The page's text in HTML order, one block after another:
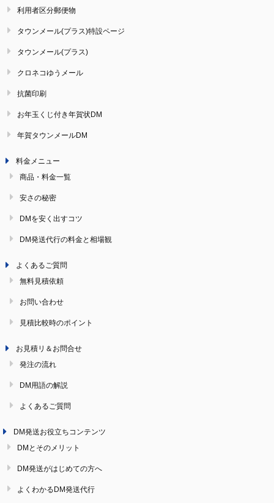
利用者区分郵便物
タウンメール(プラス)特設ページ
タウンメール(プラス)
クロネコゆうメール
抗菌印刷
お年玉くじ付き年賀状DM
年賀タウンメールDM
料金メニュー
商品・料金一覧
安さの秘密
DMを安く出すコツ
DM発送代行の料金と相場観
よくあるご質問
無料見積依頼
お問い合わせ
見積比較時のポイント
お見積リ＆お問合せ
発注の流れ
DM用語の解説
よくあるご質問
DM発送お役立ちコンテンツ
DMとそのメリット
DM発送がはじめての方へ
よくわかるDM発送代行